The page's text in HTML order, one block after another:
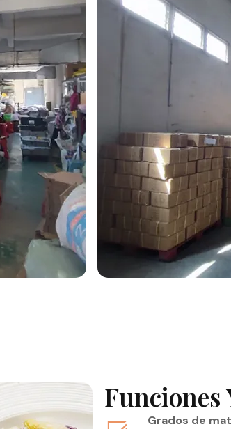
Funciones
Grados de